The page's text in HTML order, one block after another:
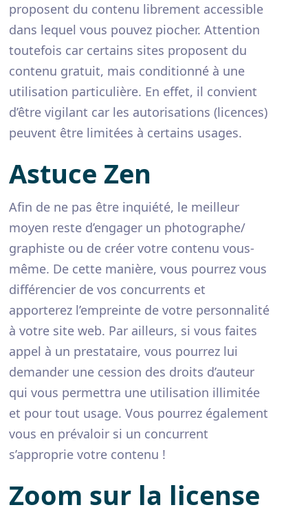
proposent du contenu librement accessible
dans lequel vous pouvez piocher. Attention
toutefois car certains sites proposent du
contenu gratuit, mais conditionné à une
utilisation particulière. En effet, il convient
d’être vigilant car les autorisations (licences)
peuvent être limitées à certains usages.
Astuce Zen
Afin de ne pas être inquiété, le meilleur
moyen reste d’engager un photographe/
graphiste ou de créer votre contenu vous-
même. De cette manière, vous pourrez vous
différencier de vos concurrents et
apporterez l’empreinte de votre personnalité
à votre site web. Par ailleurs, si vous faites
appel à un prestataire, vous pourrez lui
demander une cession des droits d’auteur
qui vous permettra une utilisation illimitée
et pour tout usage. Vous pourrez également
vous en prévaloir si un concurrent
s’approprie votre contenu !
Zoom sur la license